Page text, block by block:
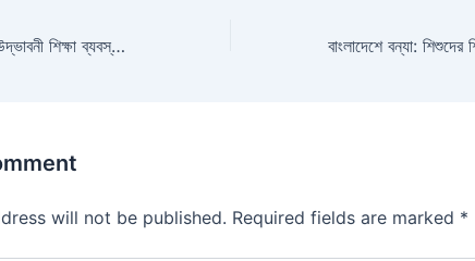
ভাসমান স্কুল: বাংলাদেশের উদ্ভাবনী শিক্ষা ব্যবস্থা এবং জলবায়ু পরিবর্তনের সঙ্গে অভিযোজন
will not be published. Required fields are marked *